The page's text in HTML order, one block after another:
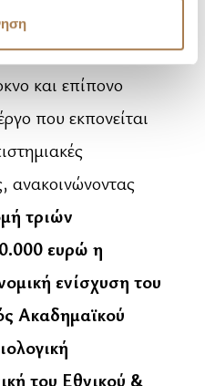
των
του 2026,
και επίπονο
που εκπονείται
ανακοινώνοντας
τριών
ευρώ η
ενίσχυση του
Ακαδημαϊκού
του Εθνικού &